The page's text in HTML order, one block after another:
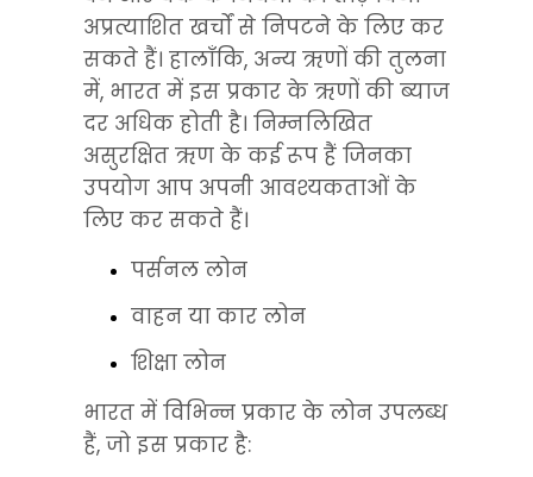
अप्रत्याशित खर्चों से निपटने के लिए कर
सकते हैं। हालाँकि, अन्य ऋणों की तुलना
में, भारत में इस प्रकार के ऋणों की ब्याज
दर अधिक होती है। निम्नलिखित
असुरक्षित ऋण के कई रूप हैं जिनका
उपयोग आप अपनी आवश्यकताओं के
लिए कर सकते हैं।
पर्सनल लोन
वाहन या कार लोन
शिक्षा लोन
भारत में विभिन्न प्रकार के लोन उपलब्ध
हैं, जो इस प्रकार है: